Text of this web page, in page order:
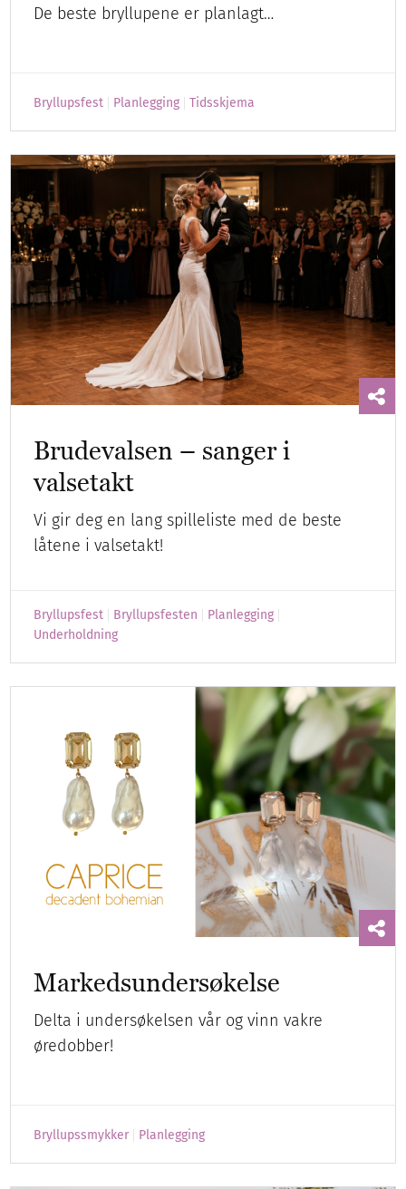
De beste bryllupene er planlagt…
Bryllupsfest Planlegging Tidsskjema
Brudevalsen – sanger i
valsetakt
Vi gir deg en lang spilleliste med de beste
låtene i valsetakt!
Bryllupsfest Bryllupsfesten
Planlegging
Underholdning
Markedsundersøkelse
Delta i undersøkelsen vår og vinn vakre
øredobber!
Bryllupssmykker Planlegging